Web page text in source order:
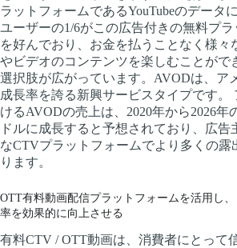
ラットフォームであるYouTubeのデータ
ユーザーの1/6がこの広告付きの無料プラ
を好んでおり、お金を払うことなく様々
やビデオのコンテンツを楽しむことがで
選択肢が広がっています。AVODは、ア
成長率を誇る新興サービスタイプです。
けるAVODの売上は、2020年から2026年
ドルに成長すると予想されており、広告
なCTVプラットフォームでより多くの露
ります。
OTT有料動画配信プラットフォームを活用し
率を効果的に向上させる
有料CTV / OTT動画は、消費者にとって